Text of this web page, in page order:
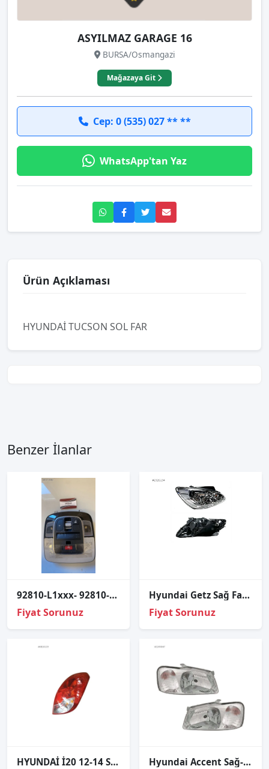
ASYILMAZ GARAGE 16
BURSA/Osmangazi
Mağazaya Git
Cep: 0 (535) 027 ** **
WhatsApp'tan Yaz
Ürün Açıklaması
HYUNDAİ TUCSON SOL FAR
Benzer İlanlar
92810-L1xxx- 92810-N9220 Tucson Sunroof düğmesi ve tavan lambası
Fiyat Sorunuz
Hyundai Getz Sağ Far Lambası Elektrikli Motorlu 2006-2010
Fiyat Sorunuz
HYUNDAİ İ20 12-14 SAĞ ARKA STOP LAMBASI 92402-1J500 Hyundai Accent Sağ-Sol Takım Far Lambası Milenyum Kasa 2000-